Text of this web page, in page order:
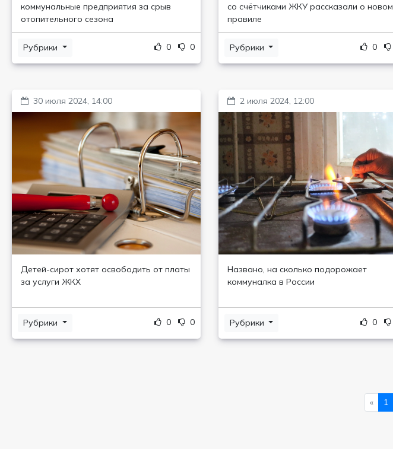
коммунальные предприятия за срыв
отопительного сезона
Рубрики 0 0
со счётчиками ЖКУ рассказали о новом
правиле
Рубрики 0
30 июля 2024, 14:00
Детей-сирот хотят освободить от платы
за услуги ЖКХ
Рубрики 0 0
2 июля 2024, 12:00
Названо, на сколько подорожает
коммуналка в России
Рубрики 0
« 1